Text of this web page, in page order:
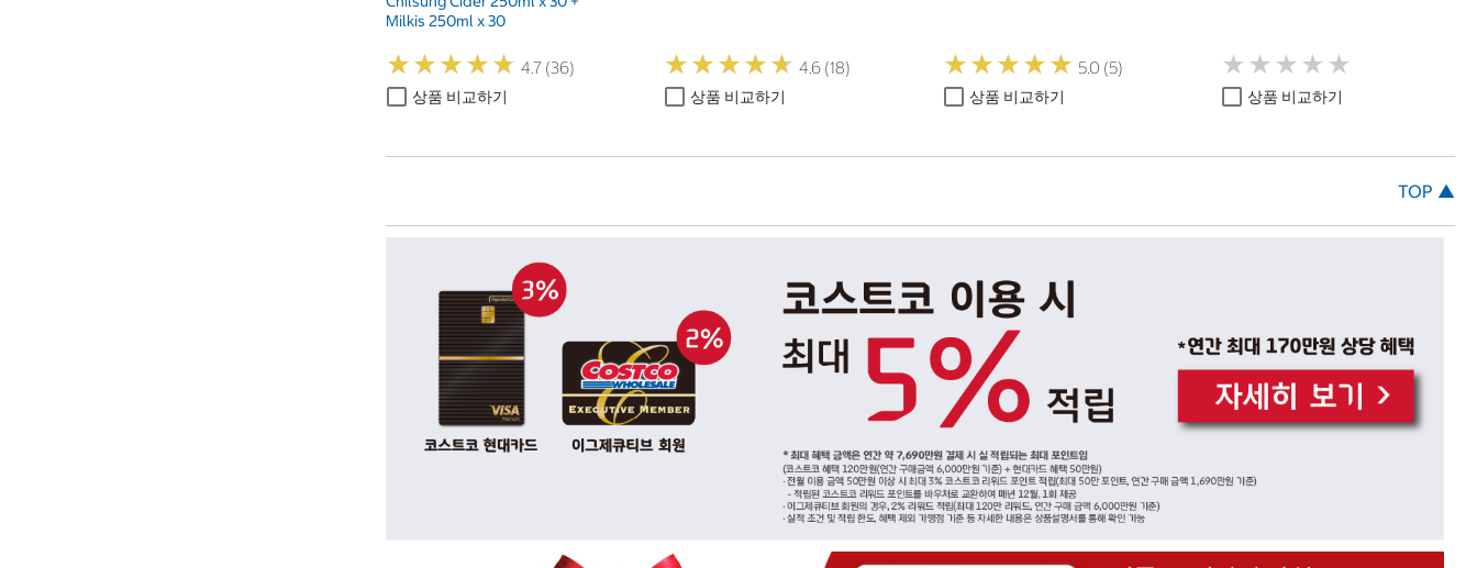
Milkis 250ml x 30
★★★★★
★★★★★ 4.7 (36)
상품 비교하기
★★★★★
★★★★★ 4.6 (18)
상품 비교하기
★★★★★
★★★★★ 5.0 (5)
상품 비교하기
★ ★ ★ ★ ★
★ ★ ★ ★ ★
상품 비교하기
TOP ▲